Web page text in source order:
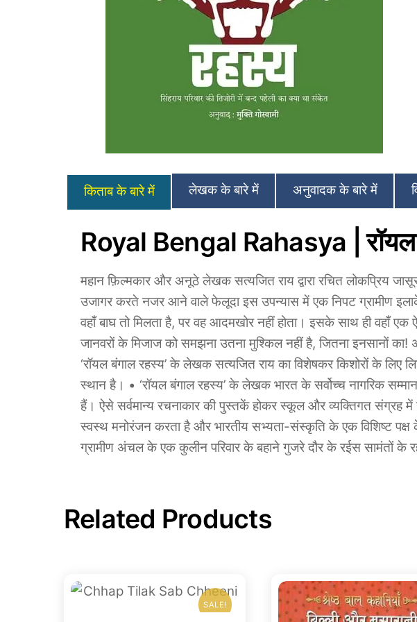
किताब के बारे में लेखक के बारे में अनुवादक के बारे में
Royal Bengal Rahasya | रॉयल
महान फ़ि‍ल्मकार और अनूठे लेखक सत्यजित राय द्वारा रचित लोकप्रिय
उजागर करते नजर आने वाले फेलूदा इस उपन्यास में एक निपट ग्रामीण
वहाँ बाघ तो मिलता है, पर वह आदमखोर नहीं होता। इसके साथ ही वहाँ
जानवरों के मिजाज को समझना उतना मुश्किल नहीं है, जितना इनसानों
‘रॉयल बंगाल रहस्‍य’ के लेखक सत्‍यजित राय का विशेषकर किशोरों के लिए
स्‍थान है। • ‘रॉयल बंगाल रहस्‍य’ के लेखक भारत के सर्वोच्‍च नागरिक
हैं। ऐसे सर्वमान्‍य रचनाकार की पुस्‍तकें होकर स्‍कूल और व्‍यक्तिगत संग्रह में
स्‍वस्‍थ मनोरंजन करता है और भारतीय सभ्‍यता-संस्‍कृति के एक विशिष्‍ट पक्ष
ग्रामीण अंचल के एक कुलीन परिवार के बहाने गुजरे दौर के रईस सामंतों के
Related Products
SALE!